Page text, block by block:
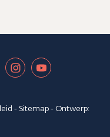
- Sitemap- Ontwerp: